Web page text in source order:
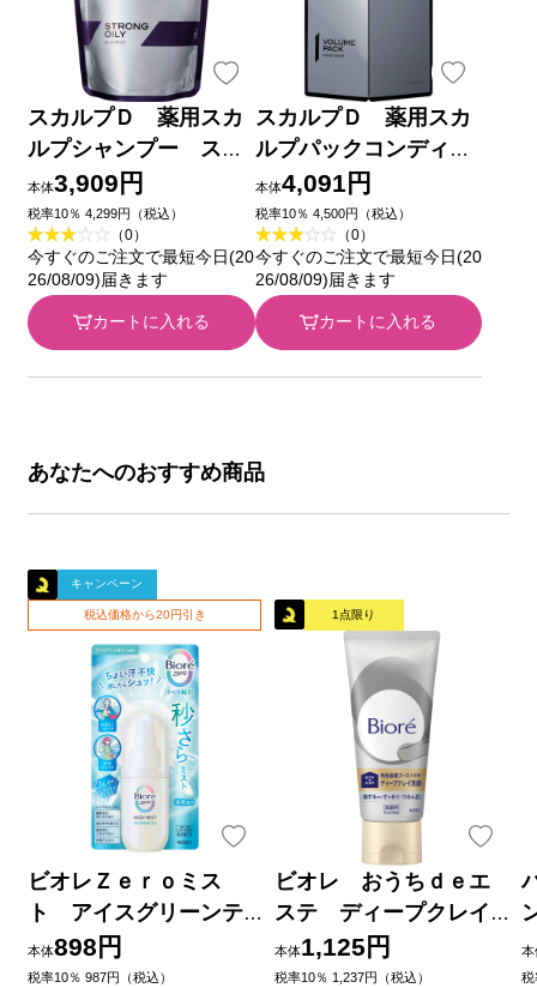
スカルプＤ 薬用スカ
ルプシャンプー スト
ロングオイリー 替 ３
５０ｍｌ アンファー
(医薬部外品)
本体3,909円
税率10％ 4,299円（税込）
（0）
今すぐのご注文で最短今日(20
26/08/09)届きます
カートに入れる
スカルプＤ 薬用スカ
ルプパックコンディシ
ョナー Ｎ ３５０ｇ
アンファー (医薬部外
品)
本体4,091円
税率10％ 4,500円（税込）
（0）
今すぐのご注文で最短今日(20
26/08/09)届きます
カートに入れる
あなたへのおすすめ商品
キャンペーン
税込価格から20円引き
ビオレＺｅｒｏミス
ト アイスグリーンテ
ィーの香り ６０ｍＬ 花
王
本体898円
税率10％ 987円（税込）
1点限り
ビオレ おうちｄｅエ
ステ ディープクレイ
洗顔 １８０ｇ 花王
本体1,125円
税率10％ 1,237円（税込）
本
税